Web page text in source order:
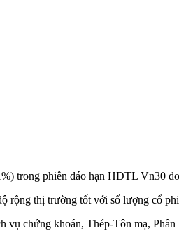
trong phiên đáo hạn HĐTL Vn30
rộng thị trường tốt với số lượng cổ
vụ chứng khoán, Thép-Tôn mạ,